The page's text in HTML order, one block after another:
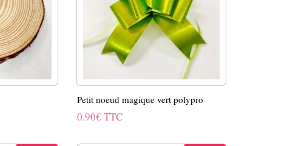
Petit noeud magique vert polypro
0.90€TTC